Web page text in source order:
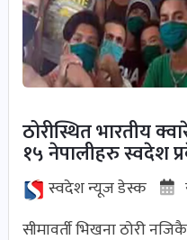
भिडियो-
पडकास्ट
पोष्ट
व्यक्ति-
व्यक्तित्व
पोष्ट
ठोरीस्थित भारतीय
१५ नेपालीहरु स्वदेश
स्वदेश न्यूज डेस्क
सीमावर्ती भिखना ठोरी